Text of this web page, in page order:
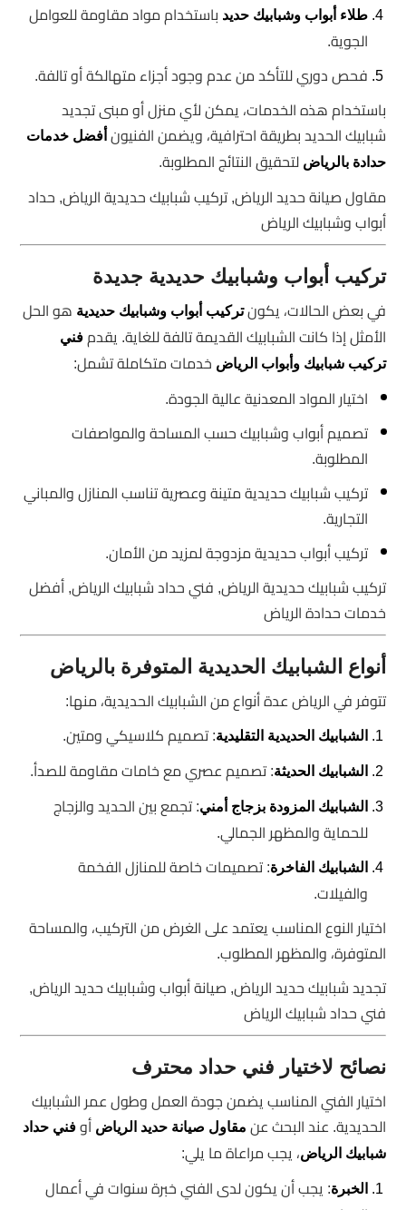
طلاء أبواب وشبابيك حديد باستخدام مواد مقاومة للعوامل
الجوية.
فحص دوري للتأكد من عدم وجود أجزاء متهالكة أو تالفة.
باستخدام هذه الخدمات، يمكن لأي منزل أو مبنى تجديد
شبابيك الحديد بطريقة احترافية، ويضمن الفنيون أفضل خدمات
حدادة بالرياض لتحقيق النتائج المطلوبة.
مقاول صيانة حديد الرياض, تركيب شبابيك حديدية الرياض, حداد
أبواب وشبابيك الرياض
تركيب أبواب وشبابيك حديدية جديدة
في بعض الحالات، يكونتركيب أبواب وشبابيك حديدية هو الحل
الأمثل إذا كانت الشبابيك القديمة تالفة للغاية. يقدمفني
تركيب شبابيك وأبواب الرياض خدمات متكاملة تشمل:
اختيار المواد المعدنية عالية الجودة.
تصميم أبواب وشبابيك حسب المساحة والمواصفات
المطلوبة.
تركيب شبابيك حديدية متينة وعصرية تناسب المنازل والمباني
التجارية.
تركيب أبواب حديدية مزدوجة لمزيد من الأمان.
تركيب شبابيك حديدية الرياض, فني حداد شبابيك الرياض, أفضل
خدمات حدادة الرياض
أنواع الشبابيك الحديدية المتوفرة بالرياض
تتوفر في الرياض عدة أنواع من الشبابيك الحديدية، منها:
الشبابيك الحديدية التقليدية: تصميم كلاسيكي ومتين.
الشبابيك الحديثة: تصميم عصري مع خامات مقاومة للصدأ.
الشبابيك المزودة بزجاج أمني: تجمع بين الحديد والزجاج
للحماية والمظهر الجمالي.
الشبابيك الفاخرة: تصميمات خاصة للمنازل الفخمة
والفيلات.
اختيار النوع المناسب يعتمد على الغرض من التركيب، والمساحة
المتوفرة، والمظهر المطلوب.
تجديد شبابيك حديد الرياض, صيانة أبواب وشبابيك حديد الرياض,
فني حداد شبابيك الرياض
نصائح لاختيار فني حداد محترف
اختيار الفني المناسب يضمن جودة العمل وطول عمر الشبابيك
الحديدية. عند البحث عن مقاول صيانة حديد الرياض أوفني حداد
شبابيك الرياض، يجب مراعاة ما يلي:
الخبرة: يجب أن يكون لدى الفني خبرة سنوات في أعمال